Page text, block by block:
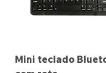
Mini teclado